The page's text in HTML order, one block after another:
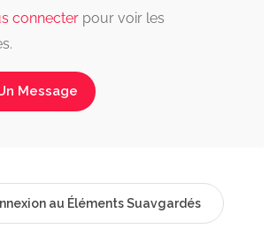
connecter pour voir les
Message
au Éléments Suavgardés